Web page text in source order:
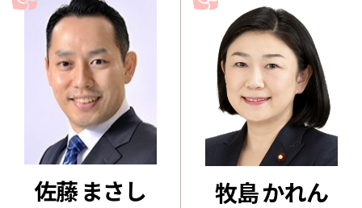
佐藤 まさし 牧島 かれん